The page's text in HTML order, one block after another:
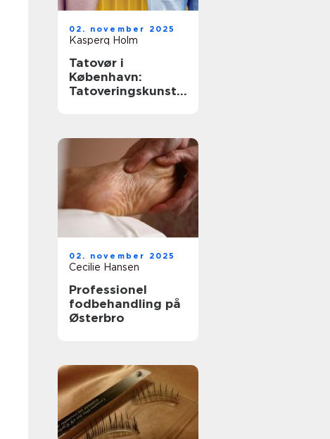
02. november 2025
Kasperq Holm
Tatovør i
København:
Tatoveringskunst i
02. november 2025
Cecilie Hansen
Professionel
fodbehandling på
Østerbro